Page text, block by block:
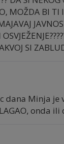
MOŽDA BI TI
SI
dana Minja je
onda ili